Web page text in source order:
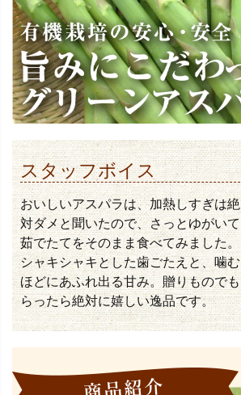
スタッフボイス
おいしいアスパラは、加熱しすぎは絶
対ダメと聞いたので、さっとゆがいて
茹でたてをそのまま食べてみました。
シャキシャキとした歯ごたえと、噛む
ほどにあふれ出る甘み。贈りものでも
らったら絶対に嬉しい逸品です。